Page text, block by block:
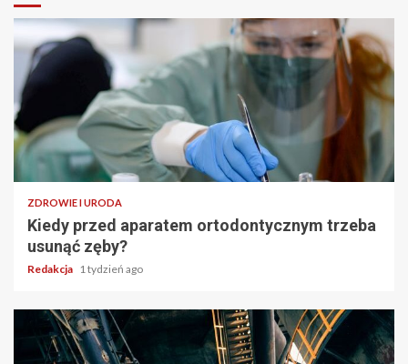
ZDROWIE I URODA
Kiedy przed aparatem ortodontycznym trzeba
usunąć zęby?
Redakcja 1 tydzień ago